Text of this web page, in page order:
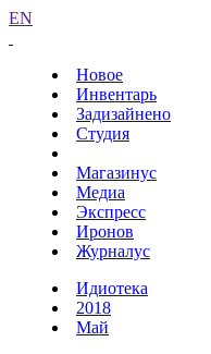
EN
Новое
Инвентарь
Задизайнено
Студия
Магазинус
Медиа
Экспресс
Иронов
Журналус
Идиотека
2018
Май